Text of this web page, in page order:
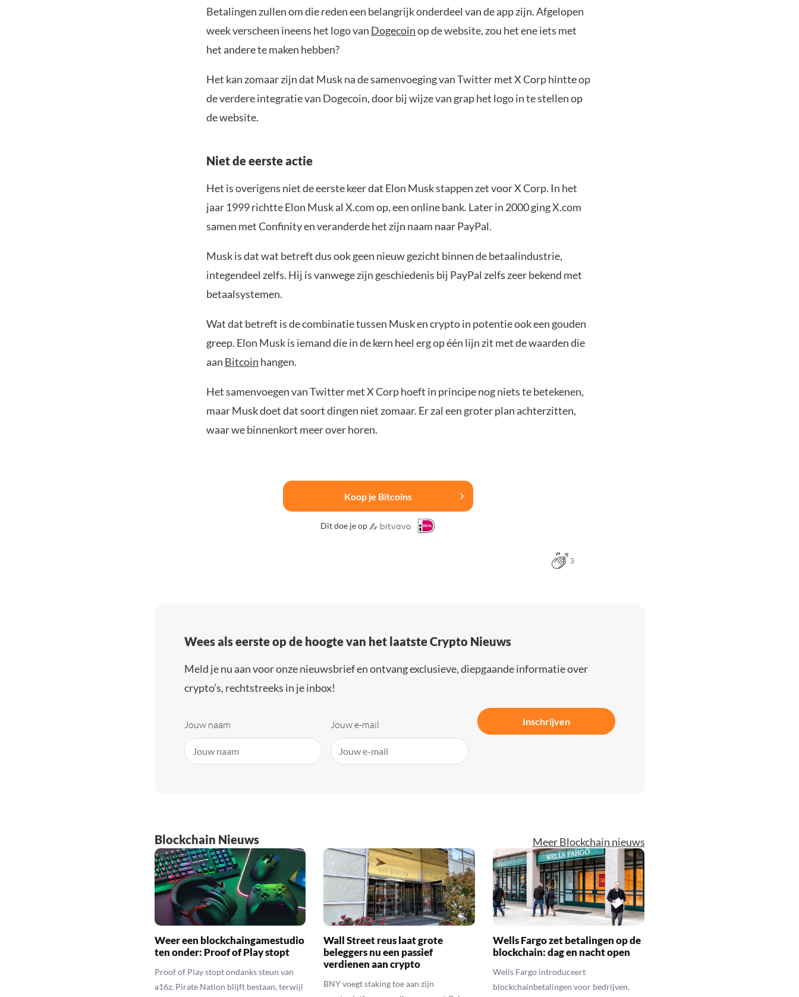
Betalingen zullen om die reden een belangrijk onderdeel van de app zijn. Afgelopen
week verscheen ineens het logo van Dogecoinop de website, zou het ene iets met
het andere te maken hebben?
Het kan zomaar zijn dat Musk na de samenvoeging van Twitter met X Corp hintte op
de verdere integratie van Dogecoin, door bij wijze van grap het logo in te stellen op
de website.
Niet de eerste actie
Het is overigens niet de eerste keer dat Elon Musk stappen zet voor X Corp. In het
jaar 1999 richtte Elon Musk al X.com op, een online bank. Later in 2000 ging X.com
samen met Confinity en veranderde het zijn naam naar PayPal.
Musk is dat wat betreft dus ook geen nieuw gezicht binnen de betaalindustrie,
integendeel zelfs. Hij is vanwege zijn geschiedenis bij PayPal zelfs zeer bekend met
betaalsystemen.
Wat dat betreft is de combinatie tussen Musk en crypto in potentie ook een gouden
greep. Elon Musk is iemand die in de kern heel erg op één lijn zit met de waarden die
aan Bitcoin hangen.
Het samenvoegen van Twitter met X Corp hoeft in principe nog niets te betekenen,
maar Musk doet dat soort dingen niet zomaar. Er zal een groter plan achterzitten,
waar we binnenkort meer over horen.
Koop je Bitcoins
Dit doe je op
3
Wees als eerste op de hoogte van het laatste Crypto Nieuws
Meld je nu aan voor onze nieuwsbrief en ontvang exclusieve, diepgaande informatie over
crypto’s, rechtstreeks in je inbox!
Jouw naam Jouw e-mail Inschrijven
Blockchain Nieuws Meer Blockchain nieuws
Weer een blockchaingamestudio
ten onder: Proof of Play stopt
Proof of Play stopt ondanks steun van
a16z. Pirate Nation blijft bestaan, terwijl
Wall Street reus laat grote
beleggers nu een passief
verdienen aan crypto
BNY voegt staking toe aan zijn
Wells Fargo zet betalingen op de
blockchain: dag en nacht open
Wells Fargo introduceert
blockchainbetalingen voor bedrijven,